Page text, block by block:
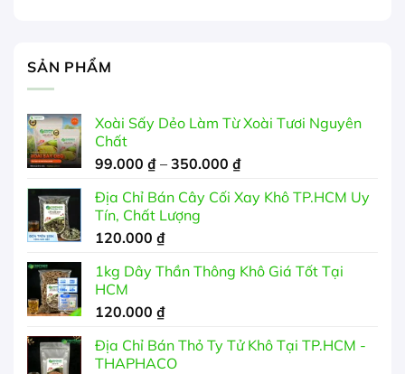
SẢN PHẨM
Xoài Sấy Dẻo Làm Từ Xoài Tươi Nguyên
Chất
99.000 ₫ – 350.000 ₫Khoảng
từ
Địa Chỉ Bán Cây Cối Xay Khô TP.HCM Uy
Tín, Chất Lượng
120.000 ₫
1kg Dây Thần Thông Khô Giá Tốt Tại
HCM
120.000 ₫
Địa Chỉ Bán Thỏ Ty Tử Khô Tại TP.HCM -
THAPHACO